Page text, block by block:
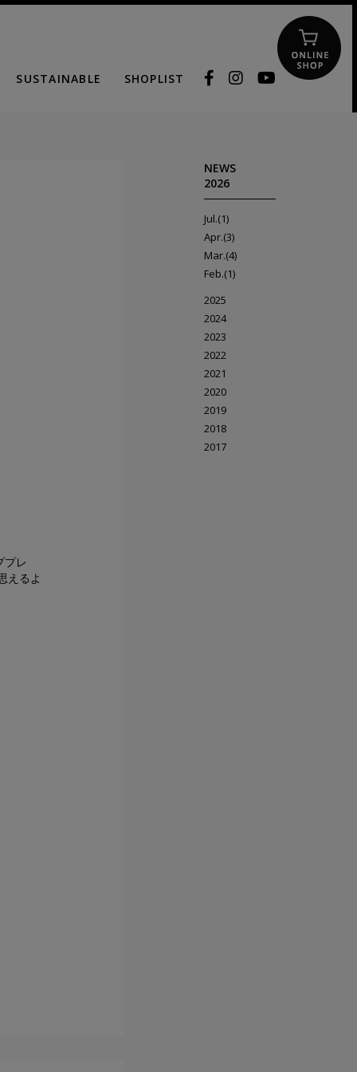
SUSTAINABLE SHOPLIST
プレ
えるよ
NEWS
2026
Jul.(1)
Apr.(3)
Mar.(4)
Feb.(1)
2025
2024
2023
2022
2021
2020
2019
2018
2017